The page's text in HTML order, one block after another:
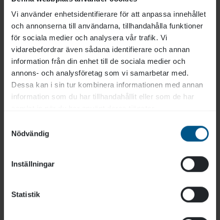
Vi använder enhetsidentifierare för att anpassa innehållet
och annonserna till användarna, tillhandahålla funktioner
för sociala medier och analysera vår trafik. Vi
vidarebefordrar även sådana identifierare och annan
information från din enhet till de sociala medier och
annons- och analysföretag som vi samarbetar med.
Dessa kan i sin tur kombinera informationen med annan
information som du har tillhandahållit eller som de har
Nödvändig
Inställningar
Statistik
arbetar med.
Övrigt
Då vi kommer träna på fysiska principer så kom
ihåg bekväma kläder och skor alla dagar.
Är du intresserad att veta mer om vad SENSA är,
Pris (exkl moms)
5 850 kr